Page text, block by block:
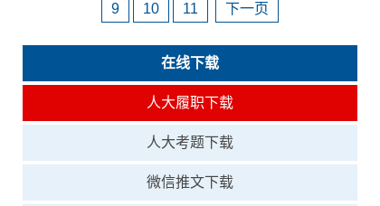
9 10 11 下一页
在线下载
人大履职下载
人大考题下载
微信推文下载